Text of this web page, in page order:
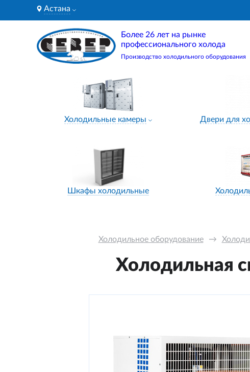
Астана
Более 26 лет на рынке
профессионального холода
Производство холодильного оборудования
Холодильные камеры Двери для
Шкафы холодильные
Холодильное оборудование →
Холодильная